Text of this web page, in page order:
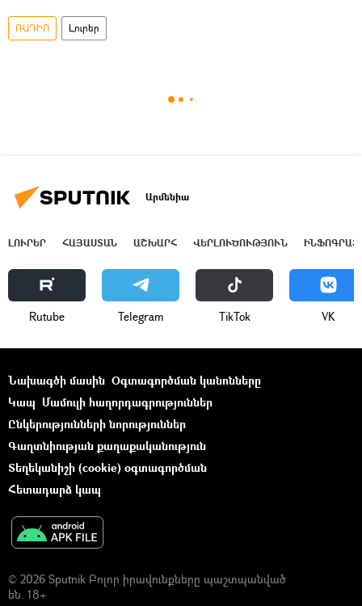
ՌԱԴԻՈ Լուրեր
Արմենիա
ԼՈՒՐԵՐ ՀԱՅԱՍՏԱՆ ԱՇԽԱՐՀ ՎԵՐԼՈՒԾՈՒԹՅՈՒՆ
Rutube Telegram ТikТоk VK
Նախագծի մասին Օգտագործման կանոնները
Կապ Մամուլի հաղորդագրություններ
Ընկերությունների նորություններ
Գաղտնիության քաղաքականություն
Տեղեկանիշի (cookie) օգտագործման
Հետադարձ կապ
© 2026 Sputnik Բոլոր իրավունքները պաշտպանված
են. 18+